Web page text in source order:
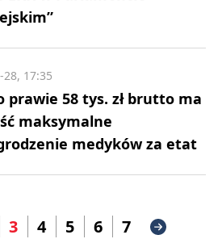
prawie 58 tys. zł brutto ma
maksymalne
medyków za etat
28, 17:35
3 4 5 6 7